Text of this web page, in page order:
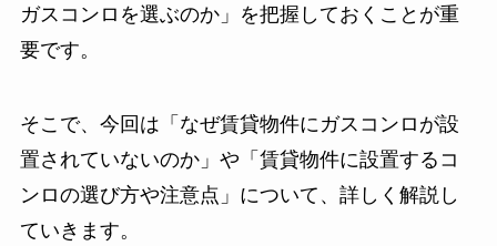
ガスコンロを選ぶのか」を把握しておくことが重
要です。
そこで、今回は「なぜ賃貸物件にガスコンロが設
置されていないのか」や「賃貸物件に設置するコ
ンロの選び方や注意点」について、詳しく解説し
ていきます。